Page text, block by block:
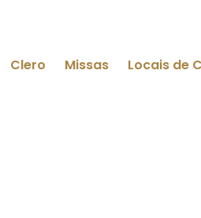
Clero Missas Locais de